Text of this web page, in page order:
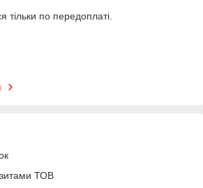
тільки по передоплаті.
ТОВ